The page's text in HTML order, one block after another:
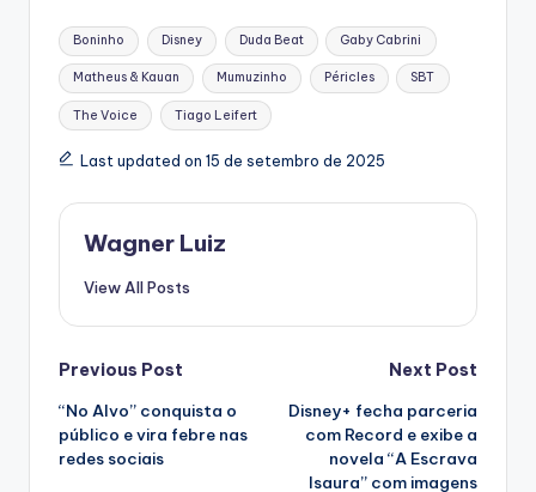
Tags:
Boninho Disney Duda Beat Gaby Cabrini
Matheus & Kauan Mumuzinho Péricles SBT
The Voice Tiago Leifert
Last updated on 15 de setembro de 2025
Wagner Luiz
View All Posts
Post
navigation
Previous Post
“No Alvo” conquista o
público e vira febre nas
redes sociais
Next Post
Disney+ fecha parceria
com Record e exibe a
novela “A Escrava
Isaura” com imagens